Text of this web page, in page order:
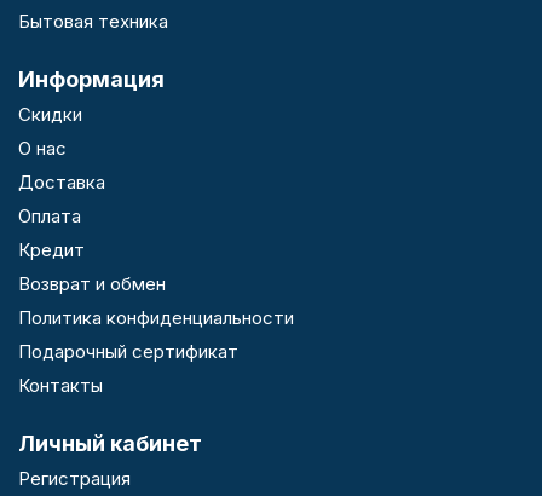
Бытовая техника
Информация
Скидки
О нас
Доставка
Оплата
Кредит
Возврат и обмен
Политика конфиденциальности
Подарочный сертификат
Контакты
Личный кабинет
Регистрация